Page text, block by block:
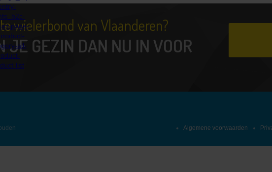
wielerbond van Vlaanderen?
GEZIN DAN NU IN VOOR
Algemene voorwaarden